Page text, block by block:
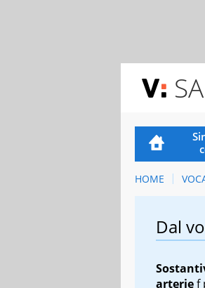
HOME
Dal
arterief